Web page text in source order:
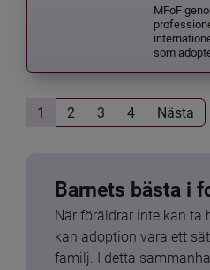
MFoF
som
1 2 3 4 Nästa
Barnets bästa i
När föräldrar inte kan ta
kan adoption vara ett
familj. I detta